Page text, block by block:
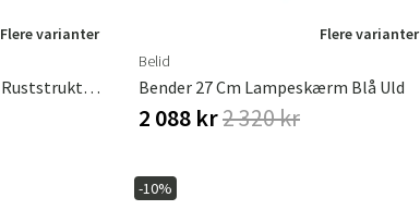
Flere varianter
Mist Udendørs Pullerter Ruststruktur E27
Flere varianter
Belid
Bender 27 Cm Lampeskærm Blå Uld
2 088 kr2 320 kr
-10%